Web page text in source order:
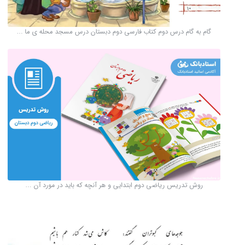
گام به گام درس دوم کتاب فارسی دوم دبستان درس مسجد محله ی ما ...
روش تدریس ریاضی دوم ابتدایی و هر آنچه که باید در مورد آن ...